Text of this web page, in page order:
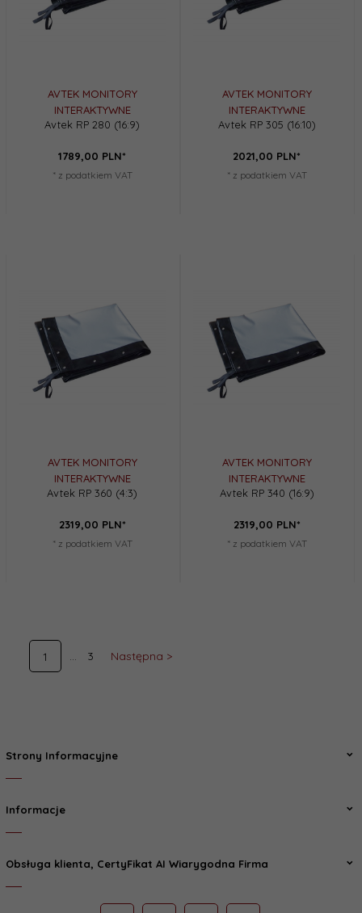
AVTEK MONITORY
INTERAKTYWNE
Avtek RP 280 (16:9)
1789,00 PLN*
* z podatkiem VAT
AVTEK MONITORY
INTERAKTYWNE
Avtek RP 305 (16:10)
2021,00 PLN*
* z podatkiem VAT
AVTEK MONITORY
INTERAKTYWNE
Avtek RP 360 (4:3)
2319,00 PLN*
* z podatkiem VAT
AVTEK MONITORY
INTERAKTYWNE
Avtek RP 340 (16:9)
2319,00 PLN*
* z podatkiem VAT
1 3 Następna >
Strony Informacyjne
Informacje
Obsługa klienta, CertyFikat AI Wiarygodna Firma